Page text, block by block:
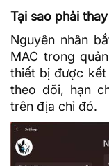
Tại sao phải
Nguyên nhân
MAC trong
thiết bị được
theo dõi, hạn
trên địa chỉ đó.